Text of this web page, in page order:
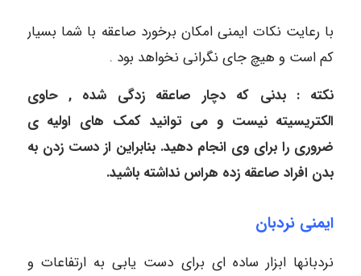
با رعایت نکات ایمنی امکان برخورد صاعقه با شما بسیار
کم است و هیچ جای نگرانی نخواهد بود .
نکته : بدنی که دچار صاعقه زدگی شده , حاوی
الکتریسیته نیست و می توانید کمک های اولیه ی
ضروری را برای وی انجام دهید. بنابراین از دست زدن به
بدن افراد صاعقه زده هراس نداشته باشید.
ایمنی نردبان
نردبانها ابزار ساده ای برای دست یابی به ارتفاعات و